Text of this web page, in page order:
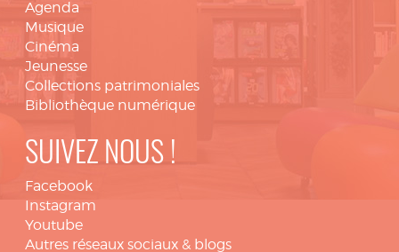
Agenda
Musique
Cinéma
Jeunesse
Collections patrimoniales
Bibliothèque numérique
SUIVEZ NOUS !
Facebook
Instagram
Youtube
Autres réseaux sociaux & blogs